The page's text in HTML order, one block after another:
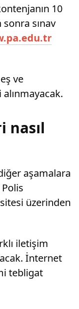
10
sınav
ve
nasıl
aşamalara
üzerinden
iletişim
İnternet
tebligat